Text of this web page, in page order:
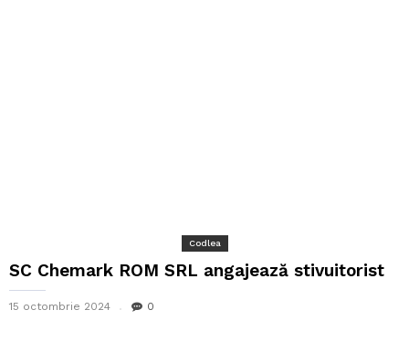
Codlea
SC Chemark ROM SRL angajează stivuitorist
15 octombrie 2024 0